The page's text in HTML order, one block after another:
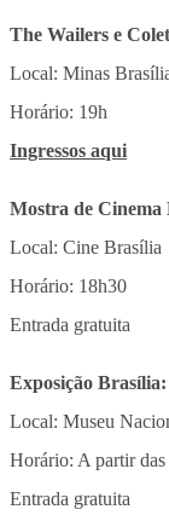
The Wailers e
Local: Minas
Horário: 19h
Ingressos aqui
Mostra de Cinema
Local: Cine Brasília
Horário: 18h30
Entrada gratuita
Exposição
Local: Museu
Horário: A partir das
Entrada gratuita